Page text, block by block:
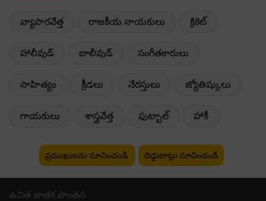
వ్యాపారవేత్త రాజకీయ నాయకులు క్రికెట్
హాలీవుడ్ బాలీవుడ్ సంగీతకారులు
సాహిత్యం క్రీడలు నేరస్తులు జ్యోతిష్కులు
గాయకులు శాస్త్రవేత్త ఫుట్బాల్ హాకీ
ప్రముఖులను సూచించండి దిద్దుబాట్లు సూచించండి
ఉచిత జాతక పొంతన